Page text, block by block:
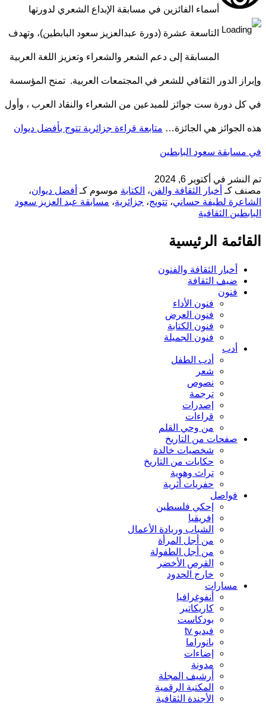
أسماء الفائزين في مسابقة الإبداع الشعري لدورتها
التاسعة عشرة (دورة عبدالعزيز سعود البابطين)، وتهدف
المسابقة إلى دعم الشعر والشعراء وتعزيز اللغة العربية
وإبراز الدور الثقافي للشعر في المجتمعات العربية. تمنح المؤسسة
في كل دورة ست جوائز للمبدعين من الشعراء والنقاد العرب ، وأول
هذه الجوائز هي الجائزة… متابعة قراءة جزائرية تتوج بأفضل ديوان
في مسابقة سعود البابطين
تم النشر في أكتوبر 6, 2024
مصنف كـ أخبار الثقافة والفن، الكتابة موسوم كـ أفضل ديوان،
الشاعرة لطيفة حساني، تتويج، جزائرية، مسابقة عبد العزيز سعود
البابطين الثقافية
القائمة الرئيسية
أخبار الثقافة والفنون
ضيف الثقافة
فنون
فنون الأداء
فنون العرض
فنون الكتابة
فنون الجميلة
أدب
أدب الطفل
شعر
نصوص
ترجمة
إصدرات
قراءات
من وحي القلم
صفحات من التاريخ
شخصيات خالدة
حكايات من التاريخ
تراث وهوية
حفريات أثرية
فواصل
إحكي فلسطين
إفريقيا
الشباب وريادة الأعمال
من أجل المرأة
من أجل الطفولة
القرص الأخضر
خارج الحدود
مسارات
أنفوغرافيا
كاريكاتير
بودكاست
فيديو tv
بانوراما
إضاءات
مدونة
أرشيف المجلة
المكتبة الرقمية
الأجندة الثقافية